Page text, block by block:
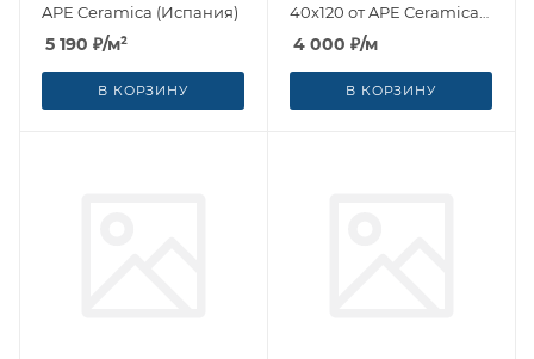
APE Ceramica (Испания)
5 190 ₽/м²
В КОРЗИНУ
40x120 от APE Ceramica
(Испания)
4 000 ₽/м
В КОРЗИНУ